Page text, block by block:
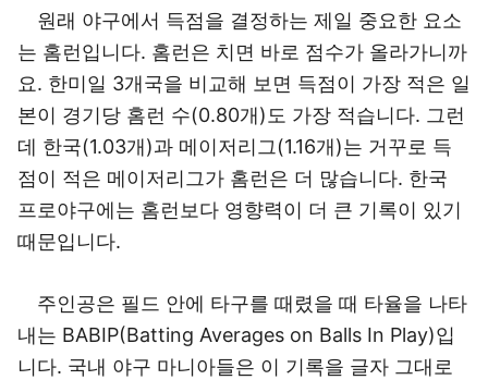
원래 야구에서 득점을 결정하는 제일 중요한 요소
는 홈런입니다. 홈런은 치면 바로 점수가 올라가니까
요. 한미일 3개국을 비교해 보면 득점이 가장 적은 일
본이 경기당 홈런 수(0.80개)도 가장 적습니다. 그런
데 한국(1.03개)과 메이저리그(1.16개)는 거꾸로 득
점이 적은 메이저리그가 홈런은 더 많습니다. 한국
프로야구에는 홈런보다 영향력이 더 큰 기록이 있기
때문입니다.
주인공은 필드 안에 타구를 때렸을 때 타율을 나타
내는 BABIP(Batting Averages on Balls In Play)입
니다. 국내 야구 마니아들은 이 기록을 글자 그대로